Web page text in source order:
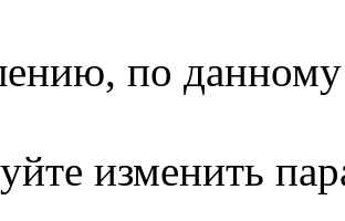
по данному
изменить